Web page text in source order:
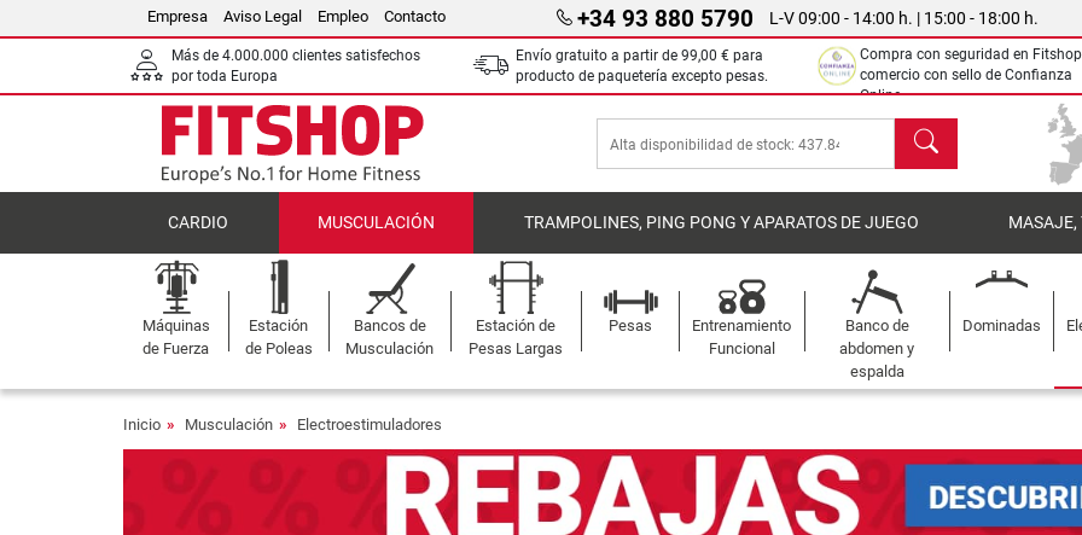
Empresa Aviso Legal Empleo Contacto +34 93 880 5790 L-V 09:00 - 14:00 h. | 15:00 - 18:00 h.
Más de 4.000.000 clientes satisfechos
por toda Europa
Envío gratuito a partir de 99,00 € para
producto de paquetería excepto pesas.
Compra con seguridad en
comercio con sello de Confianza
Online.
Buscar
CARDIO MUSCULACIÓN TRAMPOLINES, PING PONG Y APARATOS DE JUEGO MASAJE,
Máquinas
de Fuerza
Estación
de Poleas
Bancos de
Musculación
Estación de
Pesas Largas
Pesas
Entrenamiento
Funcional
Banco de
abdomen y
espalda
Dominadas
Inicio Musculación Electroestimuladores